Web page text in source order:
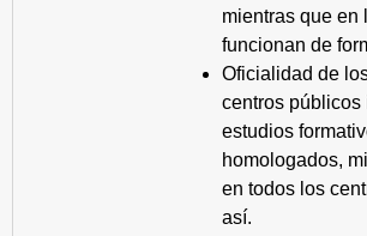
mientras que en
funcionan de
Oficialidad de
centros públicos
estudios
homologados,
en todos los
así.